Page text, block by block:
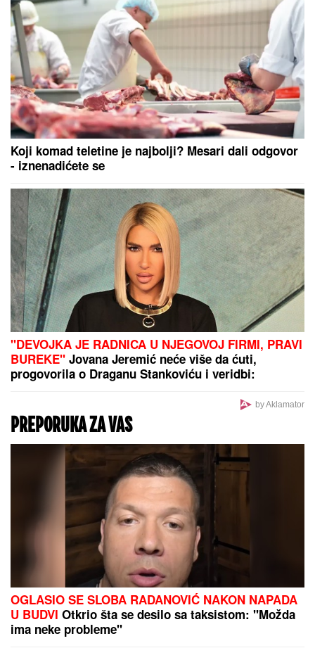
Kako mozak održava motivaciju? Oreksinski
neuroni imaju ključnu ulogu
Naš paparaco je uhvatio Lepu Brenu
na krstarenju, a ovi prizori otkrivaju
istinu o odnosu sa novom snajkom
"NISAM HTEO DA UČESTVUJEM U TOME"
muzičar otkrio zašto je napustio "Zvezde Granda":
"Svađe su iscenirane, žiri je bitniji od takmičara"
Koji komad teletine je najbolji? Mesari dali odgovor
- iznenadićete se